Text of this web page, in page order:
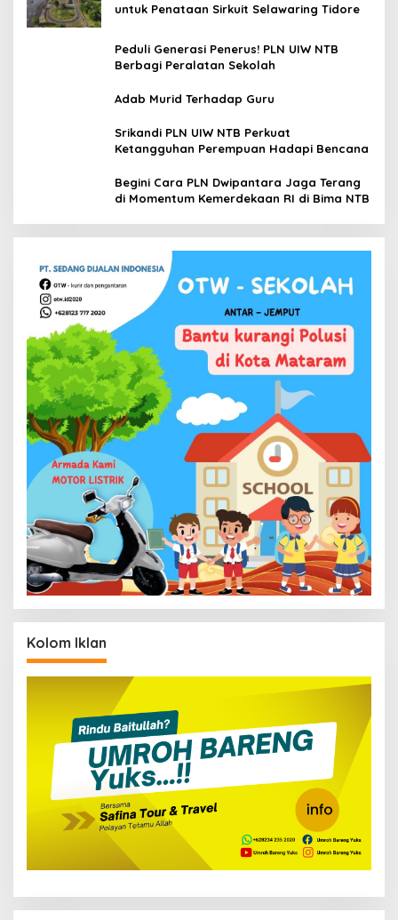
untuk Penataan Sirkuit Selawaring Tidore
Peduli Generasi Penerus! PLN UIW NTB
Berbagi Peralatan Sekolah
Adab Murid Terhadap Guru
Srikandi PLN UIW NTB Perkuat
Ketangguhan Perempuan Hadapi Bencana
Begini Cara PLN Dwipantara Jaga Terang
di Momentum Kemerdekaan RI di Bima NTB
Kolom Iklan